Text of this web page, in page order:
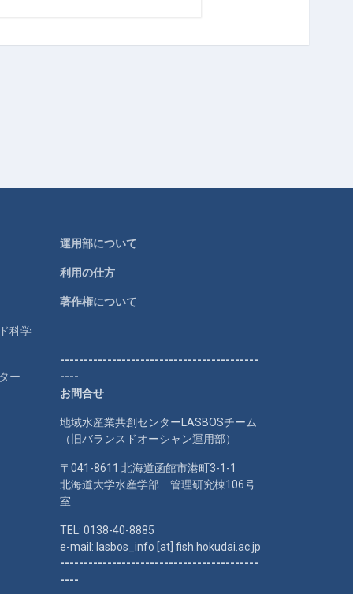
科学
ー
運用部について
利用の仕方
著作権について
------------------------------------------
----
お問合せ
地域水産業共創センターLASBOSチーム
（旧バランスドオーシャン運用部）
〒041-8611 北海道函館市港町3-1-1
北海道大学水産学部 管理研究棟106号
室
TEL: 0138-40-8885
e-mail: lasbos_info [at] fish.hokudai.ac.jp
------------------------------------------
----